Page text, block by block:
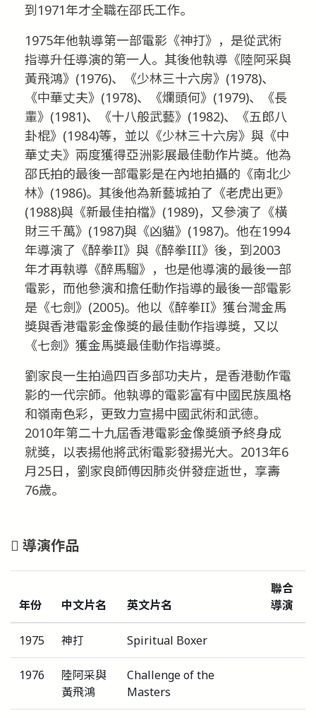
到1971年才全職在邵氏工作。
1975年他執導第一部電影《神打》，是從武術
指導升任導演的第一人。其後他執導《陸阿采與
黃飛鴻》(1976)、《少林三十六房》(1978)、
《中華丈夫》(1978)、《爛頭何》(1979)、《長
輩》(1981)、《十八般武藝》(1982)、《五郎八
卦棍》(1984)等，並以《少林三十六房》與《中
華丈夫》兩度獲得亞洲影展最佳動作片獎。他為
邵氏拍的最後一部電影是在內地拍攝的《南北少
林》(1986)。其後他為新藝城拍了《老虎出更》
(1988)與《新最佳拍檔》(1989)，又參演了《橫
財三千萬》(1987)與《凶貓》(1987)。他在1994
年導演了《醉拳II》與《醉拳III》後，到2003
年才再執導《醉馬騮》，也是他導演的最後一部
電影，而他參演和擔任動作指導的最後一部電影
是《七劍》(2005)。他以《醉拳II》獲台灣金馬
獎與香港電影金像獎的最佳動作指導獎，又以
《七劍》獲金馬獎最佳動作指導獎。
劉家良一生拍過四百多部功夫片，是香港動作電
影的一代宗師。他執導的電影富有中國民族風格
和嶺南色彩，更致力宣揚中國武術和武德。
2010年第二十九屆香港電影金像獎頒予終身成
就獎，以表揚他將武術電影發揚光大。2013年6
月25日，劉家良師傅因肺炎併發症逝世，享壽
76歲。
導演作品
年份 中文片名 英文片名
聯合
導演
1975 神打 Spiritual Boxer
1976
陸阿采與
黃飛鴻
Challenge of the
Masters